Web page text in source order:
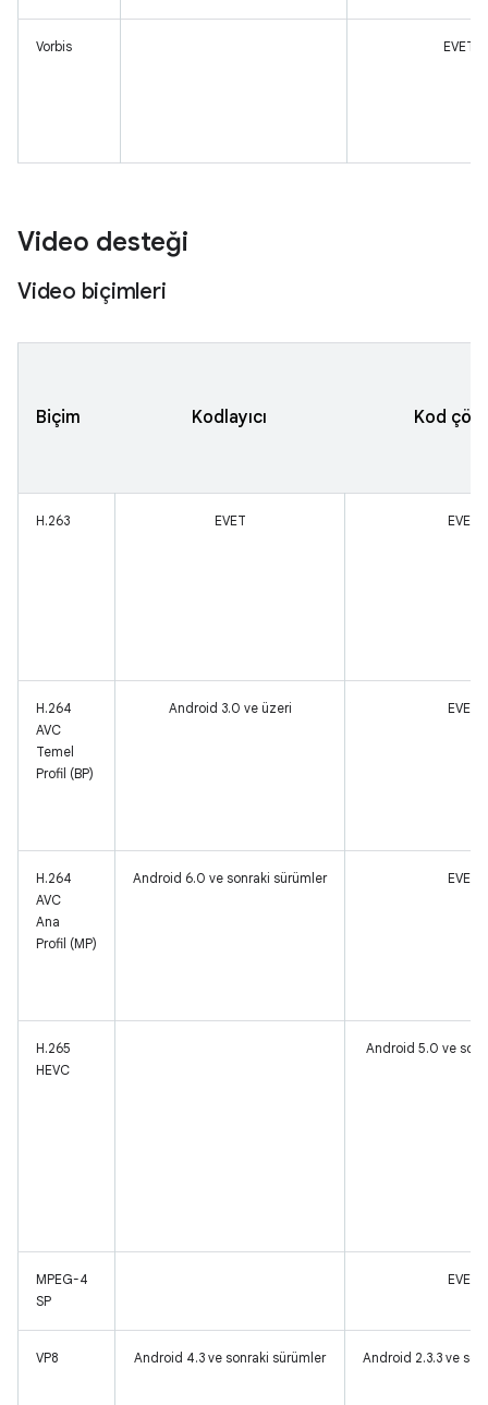
Vorbis EVET
Video desteği
Video biçimleri
Biçim Kodlayıcı Kod
H.263 EVET EVET
H.264
AVC
Temel
Profil (BP)
Android 3.0 ve üzeri EVET
H.264
AVC
Ana
Profil (MP)
Android 6.0 ve sonraki sürümler EVET
H.265
HEVC
Android 5.0 ve
MPEG-4
SP
EVET
VP8 Android 4.3 ve sonraki sürümler Android 2.3.3 ve